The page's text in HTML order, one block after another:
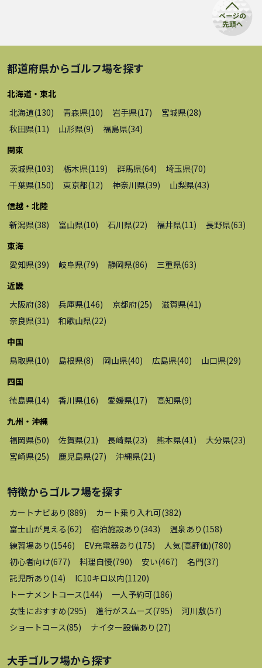
都道府県からゴルフ場を探す
北海道・東北
北海道(130) 青森県(10) 岩手県(17) 宮城県(28)
秋田県(11 ) 山形県(9) 福島県(34)
関東
茨城県(103) 栃木県(119) 群馬県(64) 埼玉県(70)
千葉県(150) 東京都(12) 神奈川県(39) 山梨県(43)
信越・北陸
新潟県(38) 富山県(10) 石川県(22) 福井県(11 ) 長野県(63)
東海
愛知県(39) 岐阜県(79) 静岡県(86) 三重県(63)
近畿
大阪府(38) 兵庫県(146) 京都府(25) 滋賀県(41 )
奈良県(31 ) 和歌山県(22)
中国
鳥取県(10) 島根県(8) 岡山県(40) 広島県(40) 山口県(29)
四国
徳島県(14) 香川県(16) 愛媛県(17) 高知県(9)
九州・沖縄
福岡県(50) 佐賀県(21 ) 長崎県(23) 熊本県(41 ) 大分県(23)
宮崎県(25) 鹿児島県(27) 沖縄県(21 )
特徴からゴルフ場を探す
カートナビあり (889) カート乗り入れ可(382)
富士山が見える(62) 宿泊施設あり (343) 温泉あり (158)
練習場あり (1546) EV充電器あり (175) 人気(高評価)(780)
初心者向け(677) 料理自慢(790) 安い(467) 名門(37)
託児所あり (14) IC10キロ以内(1120)
トーナメントコース(144) 一人予約可(186)
女性におすすめ(295) 進行がスムーズ(795) 河川敷(57)
ショートコース(85) ナイター設備あり (27)
大手ゴルフ場から探す